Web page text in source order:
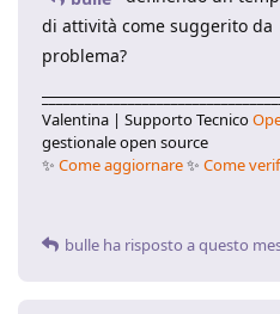
di attività come suggerito da
problema?
Valentina | Supporto Tecnico
gestionale open source
✨ Come aggiornare✨ Come
bulle ha risposto a questo